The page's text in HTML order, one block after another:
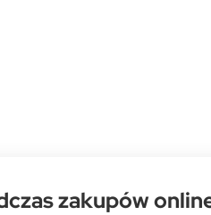
zakupów